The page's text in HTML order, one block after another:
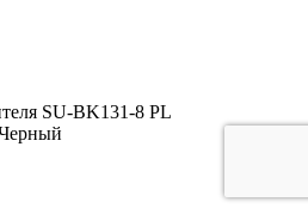
SU-BK131-8 PL